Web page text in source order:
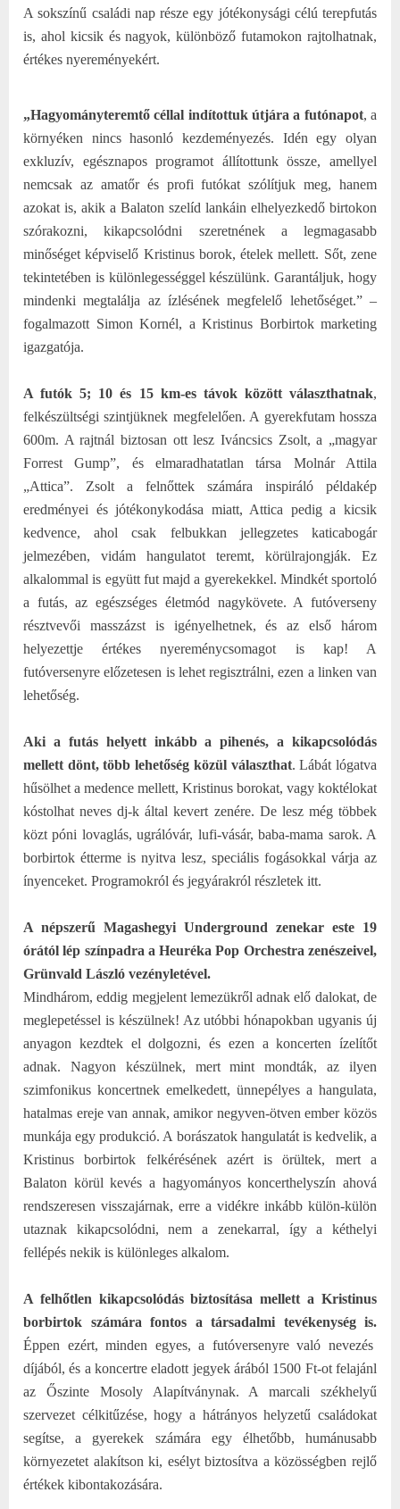
A sokszínű családi nap része egy jótékonysági célú terepfutás
is, ahol kicsik és nagyok, különböző futamokon rajtolhatnak,
értékes nyereményekért.
„Hagyományteremtő céllal indítottuk útjára a futónapot, a
környéken nincs hasonló kezdeményezés. Idén egy olyan
exkluzív, egésznapos programot állítottunk össze, amellyel
nemcsak az amatőr és profi futókat szólítjuk meg, hanem
azokat is, akik a Balaton szelíd lankáin elhelyezkedő birtokon
szórakozni, kikapcsolódni szeretnének a legmagasabb
minőséget képviselő Kristinus borok, ételek mellett. Sőt, zene
tekintetében is különlegességgel készülünk. Garantáljuk, hogy
mindenki megtalálja az ízlésének megfelelő lehetőséget.” –
fogalmazott Simon Kornél, a Kristinus Borbirtok marketing
igazgatója.
A futók 5; 10 és 15 km-es távok között választhatnak,
felkészültségi szintjüknek megfelelően. A gyerekfutam hossza
600m. A rajtnál biztosan ott lesz Iváncsics Zsolt, a „magyar
Forrest Gump”, és elmaradhatatlan társa Molnár Attila
„Attica”. Zsolt a felnőttek számára inspiráló példakép
eredményei és jótékonykodása miatt, Attica pedig a kicsik
kedvence, ahol csak felbukkan jellegzetes katicabogár
jelmezében, vidám hangulatot teremt, körülrajongják. Ez
alkalommal is együtt fut majd a gyerekekkel. Mindkét sportoló
a futás, az egészséges életmód nagykövete. A futóverseny
résztvevői masszázst is igényelhetnek, és az első három
helyezettje értékes nyereménycsomagot is kap! A
futóversenyre előzetesen is lehet regisztrálni, ezen a linken van
lehetőség.
Aki a futás helyett inkább a pihenés, a kikapcsolódás
mellett dönt, több lehetőség közül választhat. Lábát lógatva
hűsölhet a medence mellett, Kristinus borokat, vagy koktélokat
kóstolhat neves dj-k által kevert zenére. De lesz még többek
közt póni lovaglás, ugrálóvár, lufi-vásár, baba-mama sarok. A
borbirtok étterme is nyitva lesz, speciális fogásokkal várja az
ínyenceket. Programokról és jegyárakról részletek itt.
A népszerű Magashegyi Underground zenekar este 19
órától lép színpadra a Heuréka Pop Orchestra zenészeivel,
Grünvald László vezényletével.
Mindhárom, eddig megjelent lemezükről adnak elő dalokat, de
meglepetéssel is készülnek! Az utóbbi hónapokban ugyanis új
anyagon kezdtek el dolgozni, és ezen a koncerten ízelítőt
adnak. Nagyon készülnek, mert mint mondták, az ilyen
szimfonikus koncertnek emelkedett, ünnepélyes a hangulata,
hatalmas ereje van annak, amikor negyven-ötven ember közös
munkája egy produkció. A borászatok hangulatát is kedvelik, a
Kristinus borbirtok felkérésének azért is örültek, mert a
Balaton körül kevés a hagyományos koncerthelyszín ahová
rendszeresen visszajárnak, erre a vidékre inkább külön-külön
utaznak kikapcsolódni, nem a zenekarral, így a kéthelyi
fellépés nekik is különleges alkalom.
A felhőtlen kikapcsolódás biztosítása mellett a Kristinus
borbirtok számára fontos a társadalmi tevékenység is.
Éppen ezért, minden egyes, a futóversenyre való nevezés
díjából, és a koncertre eladott jegyek árából 1500 Ft-ot felajánl
az Őszinte Mosoly Alapítványnak. A marcali székhelyű
szervezet célkitűzése, hogy a hátrányos helyzetű családokat
segítse, a gyerekek számára egy élhetőbb, humánusabb
környezetet alakítson ki, esélyt biztosítva a közösségben rejlő
értékek kibontakozására.